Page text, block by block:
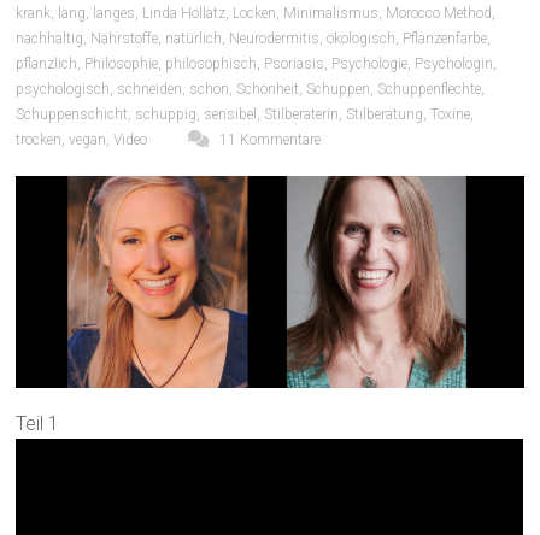
krank, lang, langes, Linda Hollatz, Locken, Minimalismus, Morocco Method ,
nachhaltig, Nährstoffe, natürlich, Neurodermitis,ökologisch, Pflanzenfarbe,
pflanzlich, Philosophie, philosophisch, Psoriasis, Psychologie, Psychologin,
psychologisch, schneiden, schön, Schönheit, Schuppen, Schuppenflechte,
Schuppenschicht, schuppig, sensibel , Stilberaterin, Stilberatung,Toxine,
trocken,vegan,Video 11 Kommentare
Teil 1